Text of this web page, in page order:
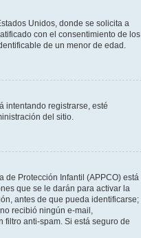
Unidos, donde se solicita a
con el consentimiento de los
de un menor de edad.
intentando registrarse, esté
del sitio.
de Protección Infantil (APPCO) está
que se le darán para activar la
antes de que pueda identificarse;
recibió ningún e-mail,
anti-spam. Si está seguro de